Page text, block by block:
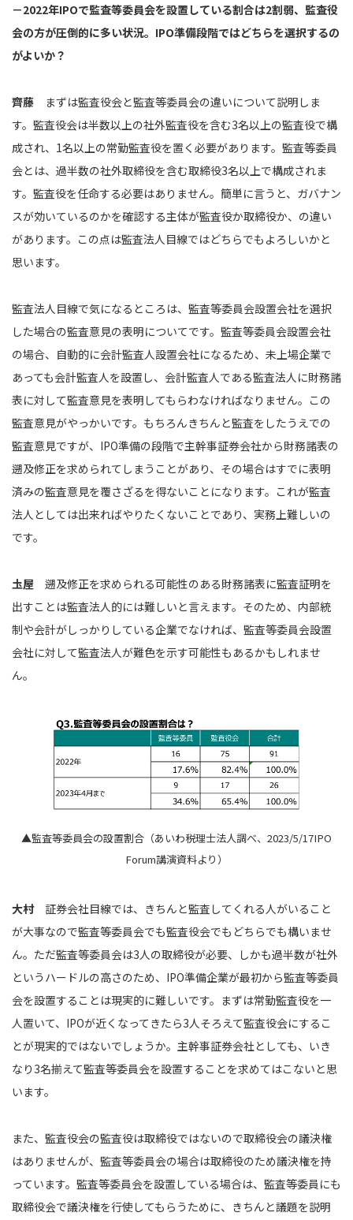
－2022年IPOで監査等委員会を設置している割合は2割弱、監査役
会の方が圧倒的に多い状況。IPO準備段階ではどちらを選択するの
がよいか？
齊藤 まずは監査役会と監査等委員会の違いについて説明しま
す。監査役会は半数以上の社外監査役を含む3名以上の監査役で構
成され、1名以上の常勤監査役を置く必要があります。監査等委員
会とは、過半数の社外取締役を含む取締役3名以上で構成されま
す。監査役を任命する必要はありません。簡単に言うと、ガバナン
スが効いているのかを確認する主体が監査役か取締役か、の違い
があります。この点は監査法人目線ではどちらでもよろしいかと
思います。
監査法人目線で気になるところは、監査等委員会設置会社を選択
した場合の監査意見の表明についてです。監査等委員会設置会社
の場合、自動的に会計監査人設置会社になるため、未上場企業で
あっても会計監査人を設置し、会計監査人である監査法人に財務諸
表に対して監査意見を表明してもらわなければなりません。この
監査意見がやっかいです。もちろんきちんと監査をしたうえでの
監査意見ですが、IPO準備の段階で主幹事証券会社から財務諸表の
遡及修正を求められてしまうことがあり、その場合はすでに表明
済みの監査意見を覆さざるを得ないことになります。これが監査
法人としては出来ればやりたくないことであり、実務上難しいの
です。
圡屋 遡及修正を求められる可能性のある財務諸表に監査証明を
出すことは監査法人的には難しいと言えます。そのため、内部統
制や会計がしっかりしている企業でなければ、監査等委員会設置
会社に対して監査法人が難色を示す可能性もあるかもしれませ
ん。
▲監査等委員会の設置割合（あいわ税理士法人調べ、2023/5/17IPO
Forum講演資料より）
大村証券会社目線では、きちんと監査してくれる人がいること
が大事なので監査等委員会でも監査役会でもどちらでも構いませ
ん。ただ監査等委員会は3人の取締役が必要、しかも過半数が社外
というハードルの高さのため、IPO準備企業が最初から監査等委員
会を設置することは現実的に難しいです。まずは常勤監査役を一
人置いて、IPOが近くなってきたら3人そろえて監査役会にするこ
とが現実的ではないでしょうか。主幹事証券会社としても、いき
なり3名揃えて監査等委員会を設置することを求めてはこないと思
います。
また、監査役会の監査役は取締役ではないので取締役会の議決権
はありませんが、監査等委員会の場合は取締役のため議決権を持
っています。監査等委員会を設置している場合は、監査等委員にも
取締役会で議決権を行使してもらうために、きちんと議題を説明